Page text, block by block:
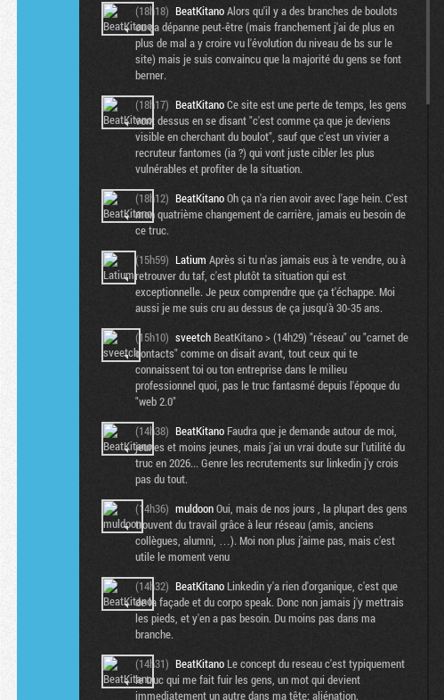
(18h18) BeatKitanoAlors qu'il y a des branches de boulots
ou ça dépanne peut-être (mais franchement j'ai de plus en
plus de mal a y croire vu l'évolution du niveau de bs sur le
site) mais je suis convaincu que la majorité du gens se font
berner.
(18h17) BeatKitanoCe site est une perte de temps, les gens
vont dessus en se disant "c'est comme ça que je deviens
visible en cherchant du boulot", sauf que c'est un vivier a
recruteur fantomes (ia ?) qui vont juste cibler les plus
vulnérables et profiter de la situation.
(18h12) BeatKitanoOh ça n'a rien avoir avec l'age hein. C'est
mon quatrième changement de carrière, jamais eu besoin de
ce truc.
(15h59) Latium Après si tu n'as jamais eus à te vendre, ou à
retrouver du taf, c'est plutôt ta situation qui est
exceptionnelle. Je peux comprendre que ça t'échappe. Moi
aussi je me suis cru au dessus de ça jusqu'à 30-35 ans.
(15h10) sveetch BeatKitano > (14h29) "réseau" ou "carnet de
contacts" comme on disait avant, tout ceux qui te
connaissent toi ou ton entreprise dans le milieu
professionnel quoi, pas le truc fantasmé depuis l'époque du
"web 2.0"
(14h38) BeatKitano Faudra que je demande autour de moi,
jeunes et moins jeunes, mais j'ai un vrai doute sur l'utilité du
truc en 2026... Genre les recrutements sur linkedin j'y crois
pas du tout.
(14h36) muldoonOui, mais de nos jours , la plupart des gens
trouvent du travail grâce à leur réseau (amis, anciens
collègues, alumni, …). Moi non plus j’aime pas, mais c’est
utile le moment venu
(14h32) BeatKitano Linkedin y'a rien d'organique, c'est que
de la façade et du corpo speak. Donc non jamais j'y mettrais
les pieds, et y'en a pas besoin. Du moins pas dans ma
branche.
(14h31) BeatKitano Le concept du reseau c'est typiquement
le truc qui me fait fuir les gens, un mot qui devient
immediatement un autre dans ma tête: aliénation.